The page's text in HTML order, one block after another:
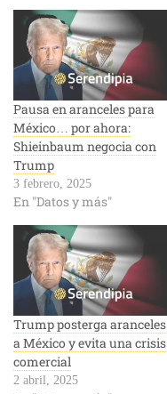
Pausa en aranceles para
México… por ahora:
Shieinbaum negocia con
Trump
3 febrero, 2025
En "Datos y más"
Trump posterga aranceles
a México y evita una crisis
comercial
2 abril, 2025